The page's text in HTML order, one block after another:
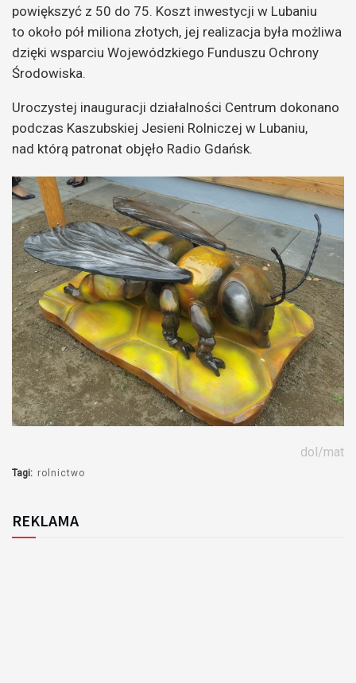
powiększyć z 50 do 75. Koszt inwestycji w Lubaniu
to około pół miliona złotych, jej realizacja była możliwa
dzięki wsparciu Wojewódzkiego Funduszu Ochrony
Środowiska.
Uroczystej inauguracji działalności Centrum dokonano
podczas Kaszubskiej Jesieni Rolniczej w Lubaniu,
nad którą patronat objęło Radio Gdańsk.
dol/mat
Tagi: rolnictwo
REKLAMA